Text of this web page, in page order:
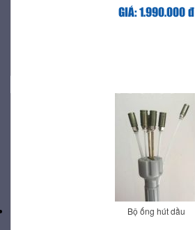
GIÁ: 1.990.000 đ
Bộ ống hút dầu